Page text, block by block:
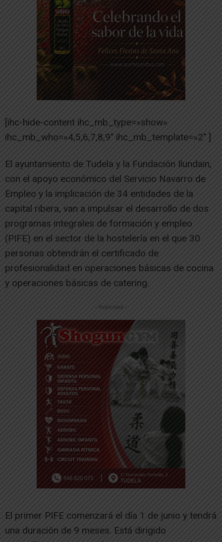
[ihc-hide-content ihc_mb_type=»show»
ihc_mb_who=»4,5,6,7,8,9″ ihc_mb_template=»2″ ]
El ayuntamiento de Tudela y la Fundación Ilundain,
con el apoyo económico del Servicio Navarro de
Empleo y la implicación de 34 entidades de la
capital ribera, van a impulsar el desarrollo de dos
programas integrales de formación y empleo
(PIFE) en el sector de la hostelería en el que 30
personas obtendrán el certificado de
profesionalidad en operaciones básicas de cocina
y operaciones básicas de catering.
-- Publicidad --
El primer PIFE comenzará el día 1 de junio y tendrá
una duración de 9 meses. Está dirigido